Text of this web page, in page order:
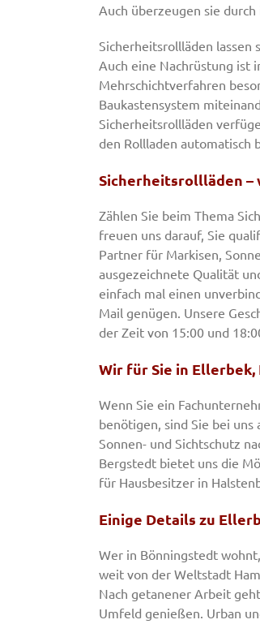
Auch überzeugen sie
Sicherheitsrollläden lassen
Auch eine Nachrüstung ist
Mehrschichtverfahren
Baukastensystem
Sicherheitsrollläden
den Rollladen automatisch
Sicherheitsrollläden
Zählen Sie beim Thema
freuen uns darauf, Sie
Partner für Markisen,
ausgezeichnete Qualität
einfach mal einen
Mail genügen. Unsere
der Zeit von 15:00 und
Wir für Sie in
Wenn Sie ein
benötigen, sind Sie bei
Sonnen- und Sichtschutz
Bergstedt bietet uns die
für Hausbesitzer in
Einige Details zu
Wer in Bönningstedt
weit von der Weltstadt
Nach getanener Arbeit
Umfeld genießen. Urban